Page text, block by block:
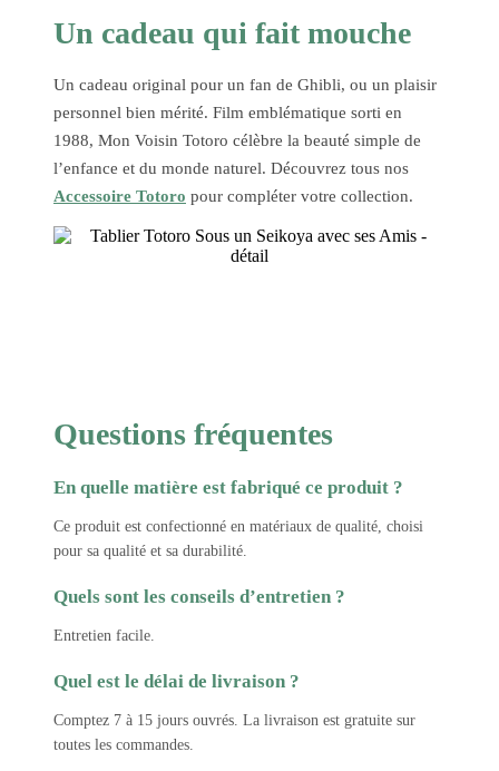
Un cadeau qui fait mouche
Un cadeau original pour un fan de Ghibli, ou un plaisir
personnel bien mérité. Film emblématique sorti en
1988, Mon Voisin Totoro célèbre la beauté simple de
l’enfance et du monde naturel. Découvrez tous nos
Accessoire Totoro pour compléter votre collection.
Questions fréquentes
En quelle matière est fabriqué ce produit ?
Ce produit est confectionné en matériaux de qualité, choisi
pour sa qualité et sa durabilité.
Quels sont les conseils d’entretien ?
Entretien facile.
Quel est le délai de livraison ?
Comptez 7 à 15 jours ouvrés. La livraison est gratuite sur
toutes les commandes.